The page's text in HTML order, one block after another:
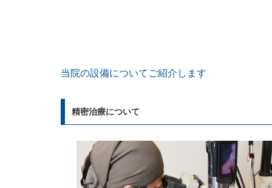
当院の設備についてご紹介します
精密治療について